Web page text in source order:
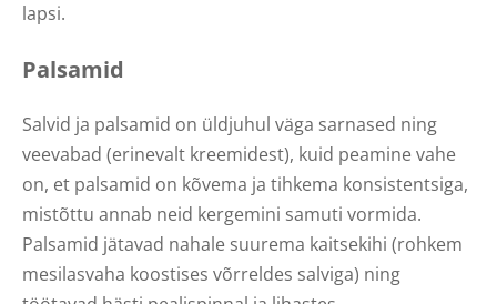
lapsi.
Palsamid
Salvid ja palsamid on üldjuhul väga sarnased ning
veevabad (erinevalt kreemidest), kuid peamine vahe
on, et palsamid on kõvema ja tihkema konsistentsiga,
mistõttu annab neid kergemini samuti vormida.
Palsamid jätavad nahale suurema kaitsekihi (rohkem
mesilasvaha koostises võrreldes salviga) ning